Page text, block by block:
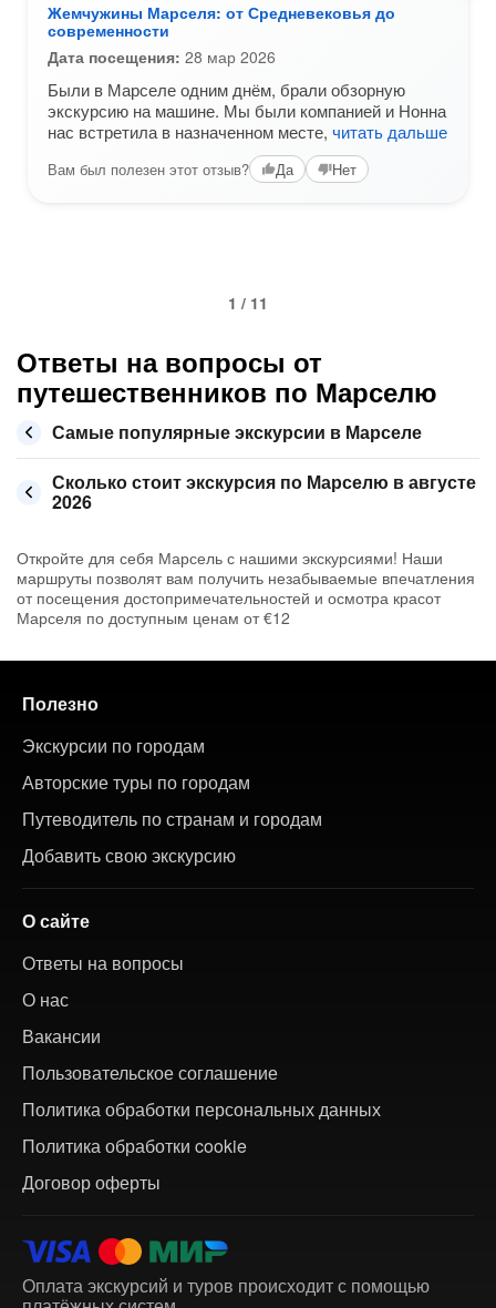
Жемчужины Марселя: от Средневековья до
современности
Дата посещения: 28 мар 2026
Были в Марселе одним днём, брали обзорную
экскурсию на машине. Мы были компанией и Нонна
нас встретила в назначенном месте, читать дальше
Вам был полезен этот отзыв? Да Нет
1 / 11
Ответы на вопросы от
путешественников по Марселю
Самые популярные экскурсии в Марселе
Сколько стоит экскурсия по Марселю в августе
2026
Откройте для себя Марсель с нашими экскурсиями! Наши
маршруты позволят вам получить незабываемые впечатления
от посещения достопримечательностей и осмотра красот
Марселя по доступным ценам от €12
Полезно
Экскурсии по городам
Авторские туры по городам
Путеводитель по странам и городам
Добавить свою экскурсию
О сайте
Ответы на вопросы
О нас
Вакансии
Пользовательское соглашение
Политика обработки персональных данных
Политика обработки cookie
Договор оферты
Оплата экскурсий и туров происходит с помощью